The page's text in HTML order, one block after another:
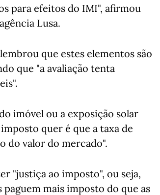
para efeitos do IMI", afirmou
Lusa.
que estes elementos são
que "a avaliação tenta
imóvel ou a exposição solar
quer é que a taxa de
do valor do mercado".
"justiça ao imposto", ou seja,
paguem mais imposto do que as